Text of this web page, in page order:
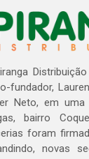
fundador,
Neto, em uma
bairro
foram
novas